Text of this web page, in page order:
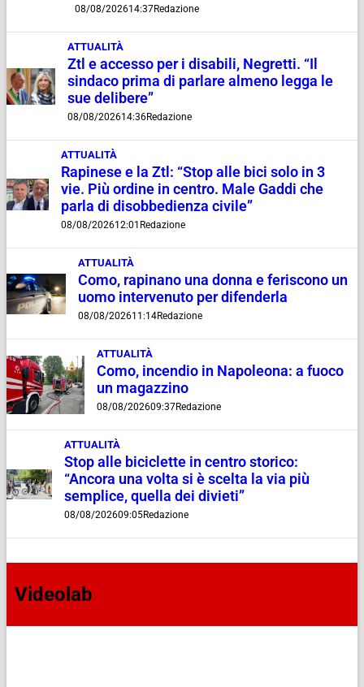
08/08/202614:37Redazione
ATTUALITÀ
Ztl e accesso per i disabili, Negretti. “Il
sindaco prima di parlare almeno legga le
sue delibere”
08/08/202614:36Redazione
ATTUALITÀ
Rapinese e la Ztl: “Stop alle bici solo in 3
vie. Più ordine in centro. Male Gaddi che
parla di disobbedienza civile”
08/08/202612:01 Redazione
ATTUALITÀ
Como, rapinano una donna e feriscono un
uomo intervenuto per difenderla
08/08/202611:14Redazione
ATTUALITÀ
Como, incendio in Napoleona: a fuoco
un magazzino
08/08/202609:37Redazione
ATTUALITÀ
Stop alle biciclette in centro storico:
“Ancora una volta si è scelta la via più
semplice, quella dei divieti”
08/08/202609:05Redazione
Videolab